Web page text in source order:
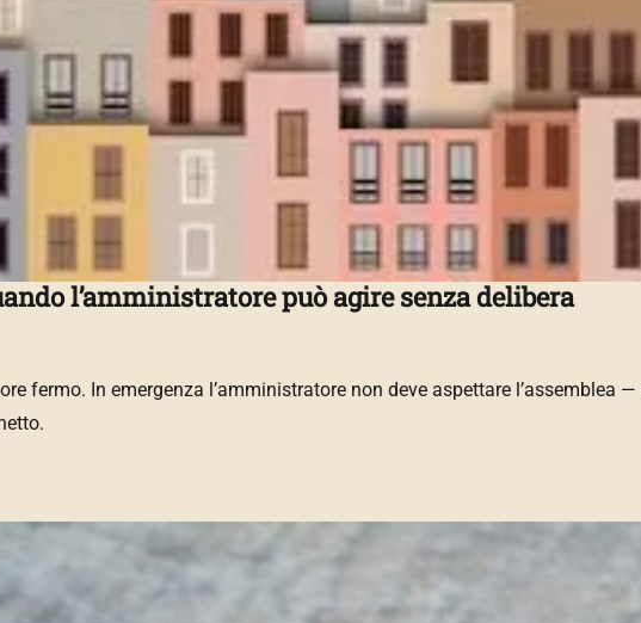
l’amministratore può agire senza delibera
fermo. In emergenza l’amministratore non deve aspettare l’assemblea